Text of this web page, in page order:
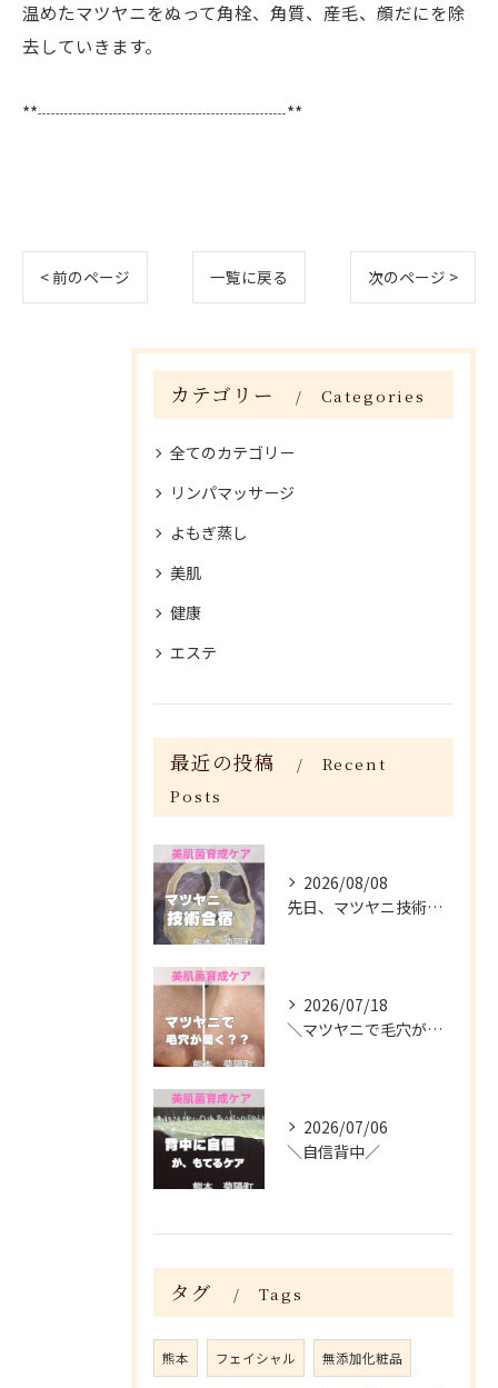
温めたマツヤニをぬって角栓、角質、産毛、顔だにを除
去していきます。
**┈┈┈┈┈┈┈┈┈┈┈┈┈┈**
< 前のページ 一覧に戻る 次のページ >
カテゴリー Categories
全てのカテゴリー
リンパマッサージ
よもぎ蒸し
美肌
健康
エステ
最近の投稿
Recent
Posts
2026/08/08
先日、マツヤニ技術合宿に参加してきました✨
2026/07/18
＼マツヤニで毛穴が開く？／
2026/07/06
＼自信背中／
タグ Tags
熊本 フェイシャル 無添加化粧品